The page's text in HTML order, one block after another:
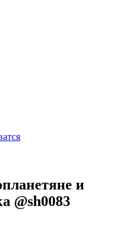
и
@sh0083